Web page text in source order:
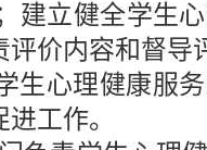
建立健全学生
价内容和督
生心理健康服
工作。